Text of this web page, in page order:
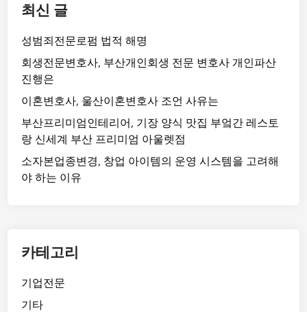
최신 글
성범죄전문로펌 법적 해명
회생전문변호사, 부산개인회생 전문 변호사 개인파산
진행은
이혼변호사, 울산이혼변호사 조언 사유는
부산프리미엄인테리어, 기장 양식 맛집 부엌간 레스토
랑 신세계 부산 프리미엄 아울렛점
소자본업종변경, 창업 아이템의 운영 시스템을 고려해
야 하는 이유
카테고리
기업전문
기타